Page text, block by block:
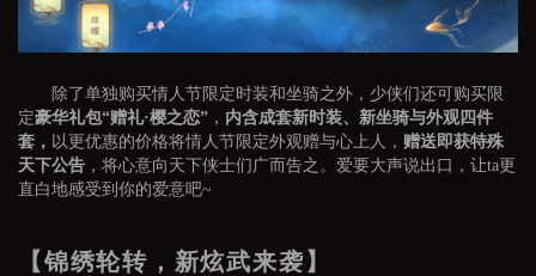
除了单独购买情人节限定时装和坐骑之外，少侠们还可购买限
定豪华礼包“赠礼·樱之恋”， 内含成套新时装、新坐骑与外观四件
套， 以更优惠的价格将情人节限定外观赠与心上人， 赠送即获特殊
天下公告，将心意向天下侠士们广而告之。爱要大声说出口，让ta更
直白地感受到你的爱意吧~
【锦绣轮转，新炫武来袭】